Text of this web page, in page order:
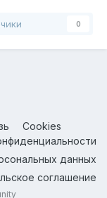
0
Cookies
данных
соглашение